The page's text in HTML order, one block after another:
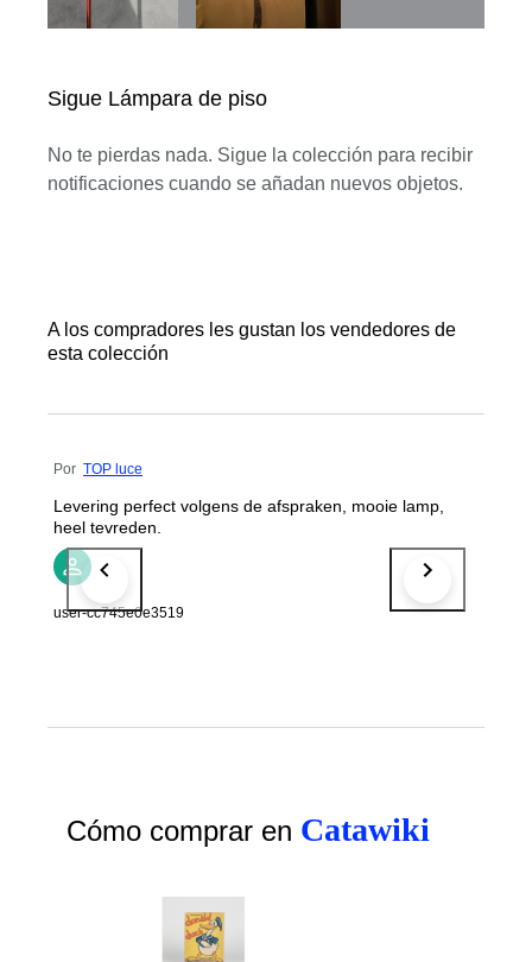
Sigue Lámpara de piso
No te pierdas nada. Sigue la colección para recibir
notificaciones cuando se añadan nuevos objetos.
A los compradores les gustan los vendedores de
esta colección
Por TOP luce
Levering perfect volgens de afspraken, mooie lamp,
heel tevreden.
user-cc745e0e3519
Cómo comprar en Catawiki